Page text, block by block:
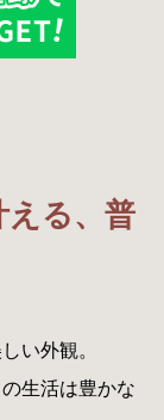
る、普
い外観。
生活は豊かな